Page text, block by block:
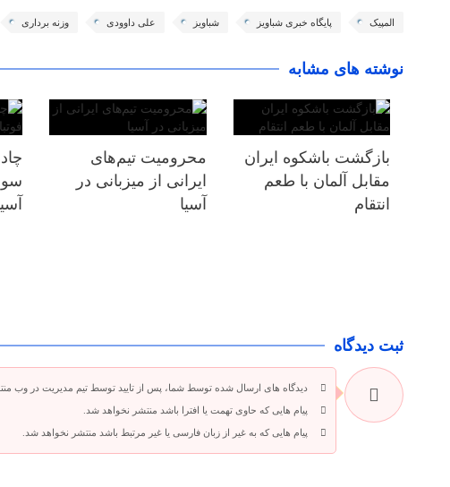
المپیک پایگاه خبری شباویز شباویز علی داوودی وزنه برداری
نوشته های مشابه
بازگشت باشکوه ایران
مقابل آلمان با طعم
انتقام
محرومیت تیم‌های
ایرانی از میزبانی در
آسیا
ثبت دیدگاه
دیدگاه های ارسال شده توسط شما، پس از تایید توسط تیم مدیریت در وب
پیام هایی که حاوی تهمت یا افترا باشد منتشر نخواهد شد.
پیام هایی که به غیر از زبان فارسی یا غیر مرتبط باشد منتشر نخواهد شد.